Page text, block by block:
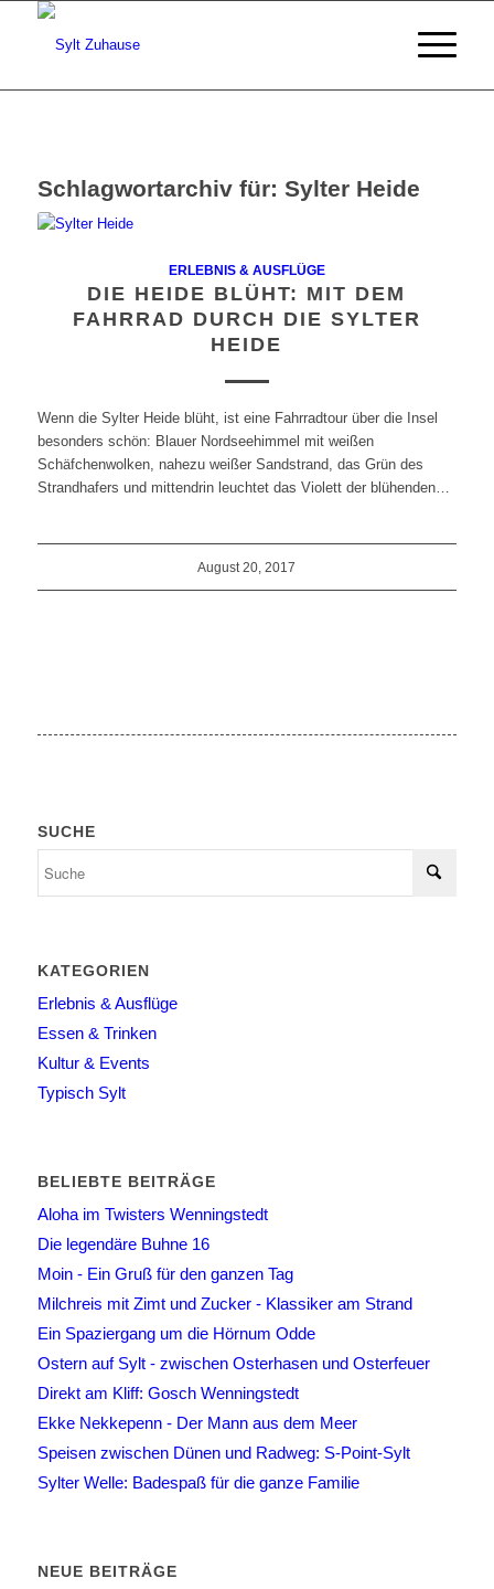
Schlagwortarchiv für: Sylter Heide
ERLEBNIS & AUSFLÜGE
DIE HEIDE BLÜHT: MIT DEM
FAHRRAD DURCH DIE SYLTER
HEIDE
Wenn die Sylter Heide blüht, ist eine Fahrradtour über die Insel
besonders schön: Blauer Nordseehimmel mit weißen
Schäfchenwolken, nahezu weißer Sandstrand, das Grün des
Strandhafers und mittendrin leuchtet das Violett der blühenden…
August 20, 2017
SUCHE
KATEGORIEN
Erlebnis & Ausflüge
Essen & Trinken
Kultur & Events
Typisch Sylt
BELIEBTE BEITRÄGE
Aloha im Twisters Wenningstedt
Die legendäre Buhne 16
Moin - Ein Gruß für den ganzen Tag
Milchreis mit Zimt und Zucker - Klassiker am Strand
Ein Spaziergang um die Hörnum Odde
Ostern auf Sylt - zwischen Osterhasen und Osterfeuer
Direkt am Kliff: Gosch Wenningstedt
Ekke Nekkepenn - Der Mann aus dem Meer
Speisen zwischen Dünen und Radweg: S-Point-Sylt
Sylter Welle: Badespaß für die ganze Familie
NEUE BEITRÄGE